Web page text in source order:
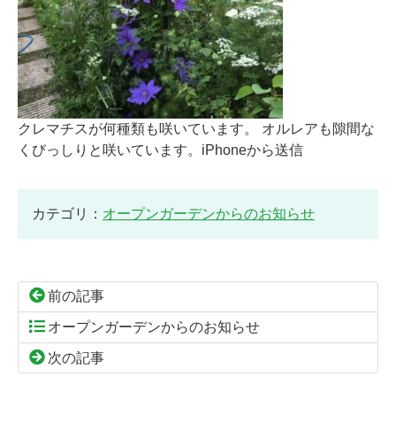
クレマチスが何種類も咲いています。 オルレアも隙間な
くびっしりと咲いています。iPhoneから送信
カテゴリ： オープンガーデンからのお知らせ
前の記事
オープンガーデンからのお知らせ
次の記事